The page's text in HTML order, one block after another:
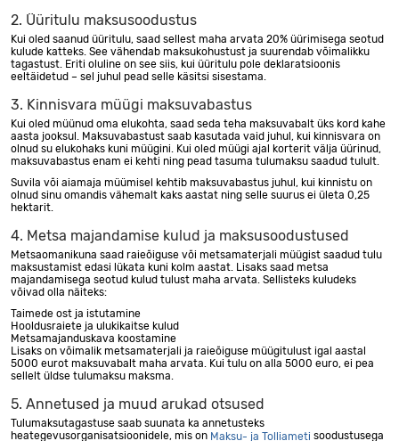
2. Üüritulu maksusoodustus
Kui oled saanud üüritulu, saad sellest maha arvata 20% üürimisega seotud
kulude katteks. See vähendab maksukohustust ja suurendab võimalikku
tagastust. Eriti oluline on see siis, kui üüritulu pole deklaratsioonis
eeltäidetud – sel juhul pead selle käsitsi sisestama.
3. Kinnisvara müügi maksuvabastus
Kui oled müünud oma elukohta, saad seda teha maksuvabalt üks kord kahe
aasta jooksul. Maksuvabastust saab kasutada vaid juhul, kui kinnisvara on
olnud su elukohaks kuni müügini. Kui oled müügi ajal korterit välja üürinud,
maksuvabastus enam ei kehti ning pead tasuma tulumaksu saadud tulult.
Suvila või aiamaja müümisel kehtib maksuvabastus juhul, kui kinnistu on
olnud sinu omandis vähemalt kaks aastat ning selle suurus ei ületa 0,25
hektarit.
4. Metsa majandamise kulud ja maksusoodustused
Metsaomanikuna saad raieõiguse või metsamaterjali müügist saadud tulu
maksustamist edasi lükata kuni kolm aastat. Lisaks saad metsa
majandamisega seotud kulud tulust maha arvata. Sellisteks kuludeks
võivad olla näiteks:
Taimede ost ja istutamine
Hooldusraiete ja ulukikaitse kulud
Metsamajanduskava koostamine
Lisaks on võimalik metsamaterjali ja raieõiguse müügitulust igal aastal
5000 eurot maksuvabalt maha arvata. Kui tulu on alla 5000 euro, ei pea
sellelt üldse tulumaksu maksma.
5. Annetused ja muud arukad otsused
Tulumaksutagastuse saab suunata ka annetusteks
heategevusorganisatsioonidele, mis on Maksu- ja Tolliameti soodustusega